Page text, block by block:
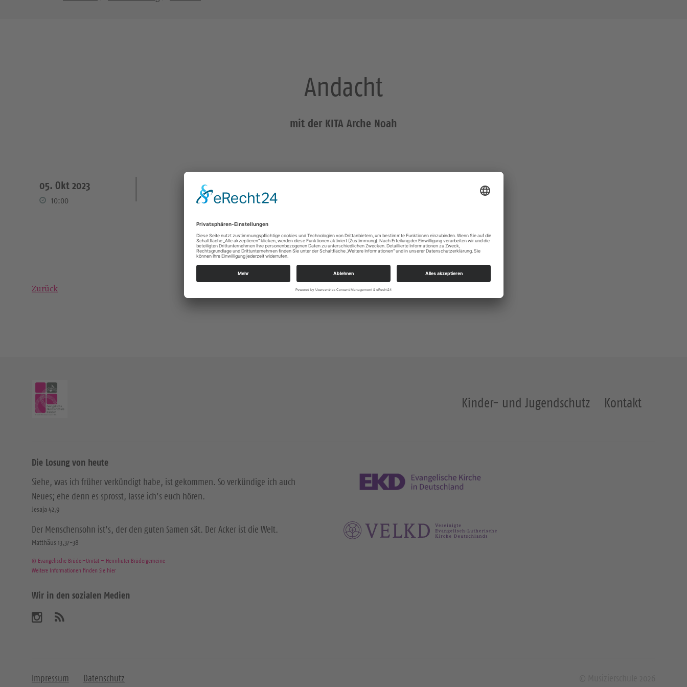
Andacht
mit der KITA Arche Noah
05. Okt 2023
10:00
Zurück
Kinder- und Jugendschutz Kontakt
Die Losung von heute
Siehe, was ich früher verkündigt habe, ist gekommen. So verkündige ich auch
Neues; ehe denn es sprosst, lasse ich’s euch hören.
Jesaja 42,9
Der Menschensohn ist’s, der den guten Samen sät. Der Acker ist die Welt.
Matthäus 13,37-38
© Evangelische Brüder-Unität – Herrnhuter Brüdergemeine
Weitere Informationen finden Sie hier
Wir in den sozialen Medien
u
i
Impressum Datenschutz